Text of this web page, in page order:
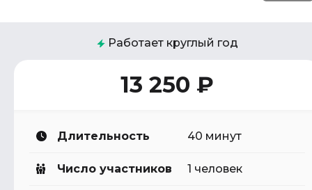
Работает круглый год
13 250 ₽
Длительность 40 минут
Число участников 1 человек